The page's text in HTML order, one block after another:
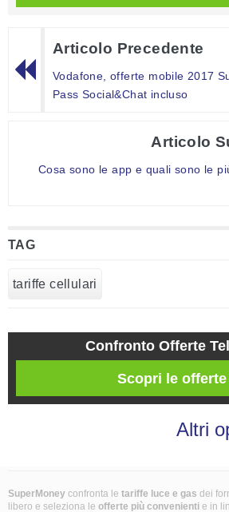
Articolo Precedente
Vodafone, offerte mobile 2017
Pass Social&Chat incluso
Articolo
Cosa sono le app e quali sono le
TAG
tariffe cellulari
Confronto Offerte
Scopri le offerte
Altri
SuperMoney confronta le tariffe luce e gas dei
libero e seleziona le offerte più convenienti e in